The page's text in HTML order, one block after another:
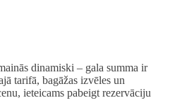
dinamiski – gala summa ir
tarifā, bagāžas izvēles un
ieteicams pabeigt rezervāciju